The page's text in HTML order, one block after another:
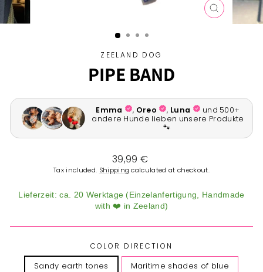
CLOSE
(ESC)
ZEELAND DOG
PIPE BAND
Regular
price
39,99 €
Tax included. Shipping calculated at checkout.
Lieferzeit: ca. 20 Werktage (Einzelanfertigung, Handmade
with ❤️ in Zeeland)
COLOR DIRECTION
Sandy earth tones Maritime shades of blue